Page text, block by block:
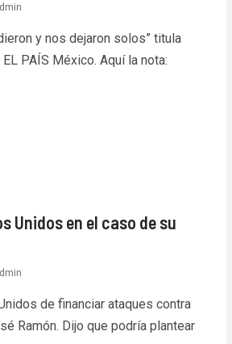
y nos dejaron solos” titula
PAÍS México. Aquí la nota:
Unidos en el caso de su
de financiar ataques contra
Ramón. Dijo que podría plantear